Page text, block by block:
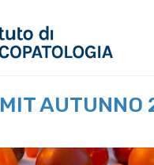
MIT AUTUNNO